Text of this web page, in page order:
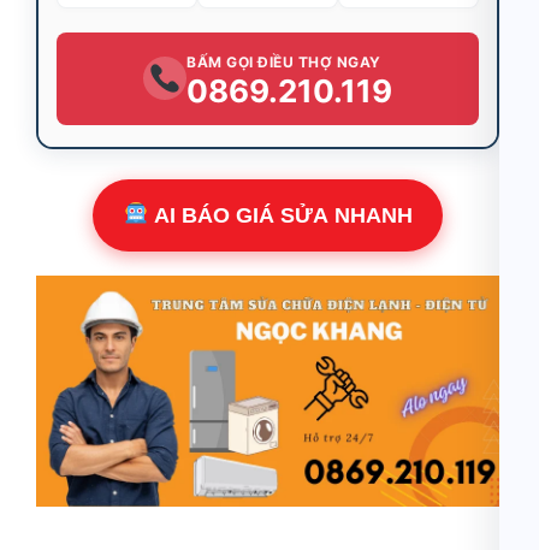
BẤM GỌI ĐIỀU THỢ NGAY
0869.210.119
AI BÁO GIÁ SỬA NHANH